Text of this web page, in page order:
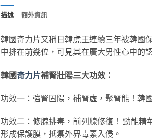
描述 額外資訊
韓國奇力片又稱日韓虎王連續三年被韓國
中排在前幾位，可見其在廣大男性心中的
韓國奇力片補腎壯陽三大功效：
功效一：強腎固陽，補腎虛，聚腎能！韓
功效二：修腺排毒，前列腺修復！ 勁能
形成保護膜，抵禦外界毒素入侵。